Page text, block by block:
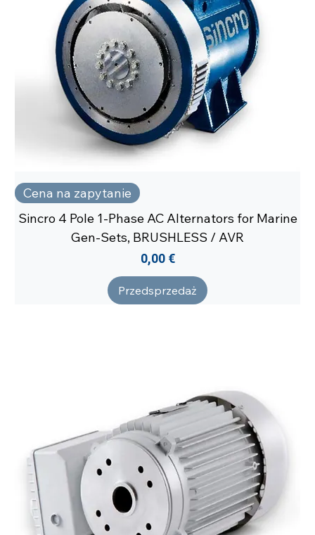
Cena na zapytanie
Sincro 4 Pole 1-Phase AC Alternators for Marine
Gen-Sets, BRUSHLESS / AVR
Cena
0,00 €
Przedsprzedaż